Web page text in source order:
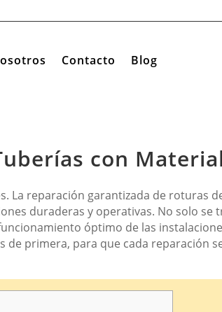
Contacto Blog
con
La reparación garantizada de roturas
duraderas y operativas. No solo
óptimo de las
primera, para que cada reparación